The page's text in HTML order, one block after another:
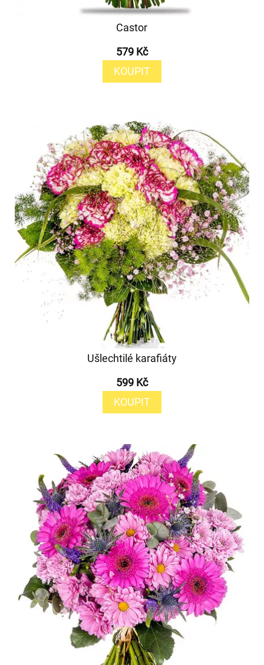
Castor
579 Kč
KOUPIT
Ušlechtilé karafiáty
599 Kč
KOUPIT